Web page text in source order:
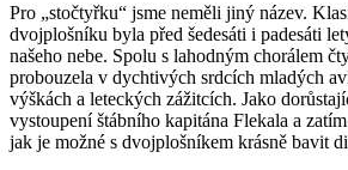
Pro „stočtyřku“ jsme neměli jiný název.
dvojplošníku byla před šedesáti i padesáti
našeho nebe. Spolu s lahodným chorálem
probouzela v dychtivých srdcích mladých
výškách a leteckých zážitcích. Jako
vystoupení štábního kapitána Flekala a
jak je možné s dvojplošníkem krásně bavit